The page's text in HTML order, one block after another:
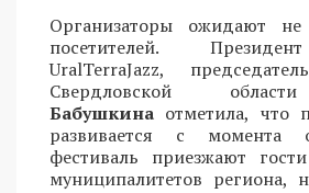
Организаторы ожидают
посетителей.
UralTerraJazz,
Свердловской
Бабушкина отметила, что
развивается с момента
фестиваль приезжают
муниципалитетов региона,